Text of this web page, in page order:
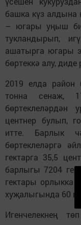
башка күз алдына
– югары уңыш
тукландырып,
ашатырга югары
бөртеккә алу,
2019 елда район
тонна сенаж,
центнер булып,
итте. Барлык
бөртеклеләргә
гектарга 35,5
барлыгы 7204
гектары орлыкка
хуҗалыгында 60
Игенчелекнең